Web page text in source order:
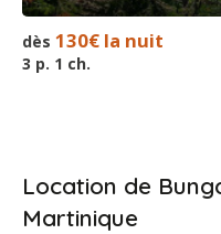
dès 130€ la nuit
3 p. 1 ch.
Location de
Martinique